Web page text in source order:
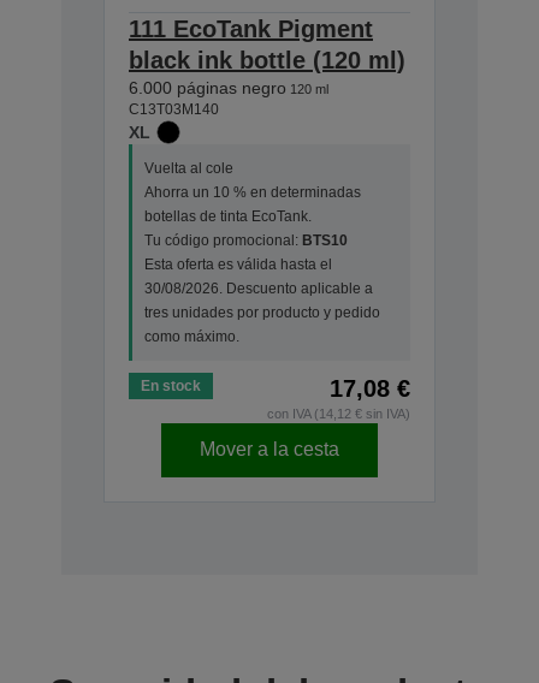
111 EcoTank Pigment
black ink bottle (120 ml)
6.000 páginas negro 120 ml
C13T03M140
XL
Vuelta al cole
Ahorra un 10 % en determinadas
botellas de tinta EcoTank.
Tu código promocional: BTS10
Esta oferta es válida hasta el
30/08/2026. Descuento aplicable a
tres unidades por producto y pedido
como máximo.
En stock 17,08 €
con IVA (14,12 € sin IVA)
Mover a la cesta